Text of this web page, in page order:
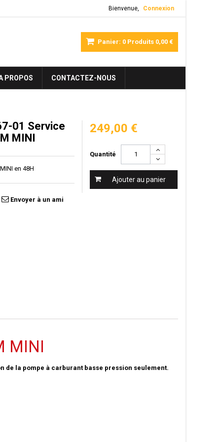
Bienvenue, Connexion
Panier: 0 Produits 0,00 €
PROPOS CONTACTEZ-NOUS
01 Service
MINI
en 48H
Envoyer à un ami
249,00 €
Quantité
Ajouter au panier
MINI
de la pompe à carburant basse pression seulement.